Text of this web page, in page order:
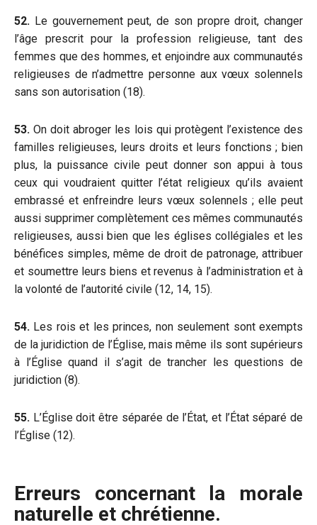
52. Le gouvernement peut, de son propre droit, changer
l’âge prescrit pour la profession religieuse, tant des
femmes que des hommes, et enjoindre aux communautés
religieuses de n’admettre personne aux vœux solennels
sans son autorisation (18).
53. On doit abroger les lois qui protègent l’existence des
familles religieuses, leurs droits et leurs fonctions ; bien
plus, la puissance civile peut donner son appui à tous
ceux qui voudraient quitter l’état religieux qu’ils avaient
embrassé et enfreindre leurs vœux solennels ; elle peut
aussi supprimer complètement ces mêmes communautés
religieuses, aussi bien que les églises collégiales et les
bénéfices simples, même de droit de patronage, attribuer
et soumettre leurs biens et revenus à l’administration et à
la volonté de l’autorité civile (12, 14, 15).
54. Les rois et les princes, non seulement sont exempts
de la juridiction de l’Église, mais même ils sont supérieurs
à l’Église quand il s’agit de trancher les questions de
juridiction (8).
55. L’Église doit être séparée de l’État, et l’État séparé de
l’Église (12).
Erreurs concernant la morale
naturelle et chrétienne.